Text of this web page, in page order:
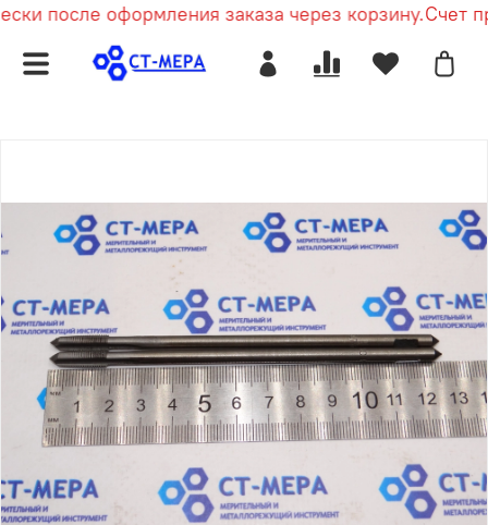
после оформления заказа через корзину.Счет